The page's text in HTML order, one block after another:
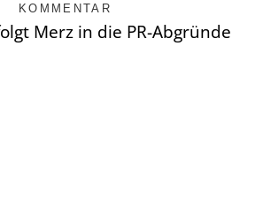
KOMMENTAR
Merz in die PR-Abgründe